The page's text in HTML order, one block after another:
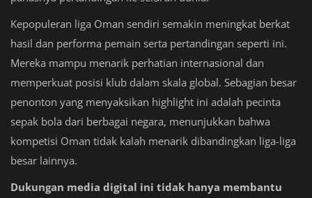
Kepopuleran liga Oman sendiri semakin meningkat berkat
hasil dan performa pemain serta pertandingan seperti ini.
Mereka mampu menarik perhatian internasional dan
memperkuat posisi klub dalam skala global. Sebagian besar
penonton yang menyaksikan highlight ini adalah pecinta
sepak bola dari berbagai negara, menunjukkan bahwa
kompetisi Oman tidak kalah menarik dibandingkan liga-liga
besar lainnya.
Dukungan media digital ini tidak hanya membantu